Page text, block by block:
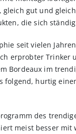
gut und
die sich
seit vielen
erprobter
Bordeaux im
hurtig
des
meist besser